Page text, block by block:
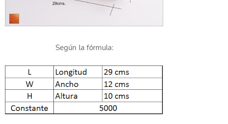
Según la fórmula: